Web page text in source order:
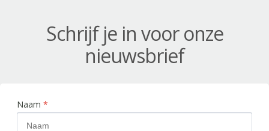
Schrijf je in voor onze
nieuwsbrief
Naam *